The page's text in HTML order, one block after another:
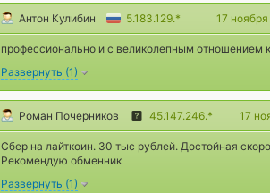
Антон Кулибин 5.183.129.* 17
профессионально и с великолепным отношением
Развернуть (1)
Роман Почерников 45.147.246.* 17
Сбер на лайткоин. 30 тыс рублей. Достойная
Рекомендую обменник
Развернуть (1)